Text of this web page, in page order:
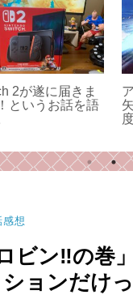
2が遂に届きま
というお話を語
想
ビン‼︎の巻
ョンだけ